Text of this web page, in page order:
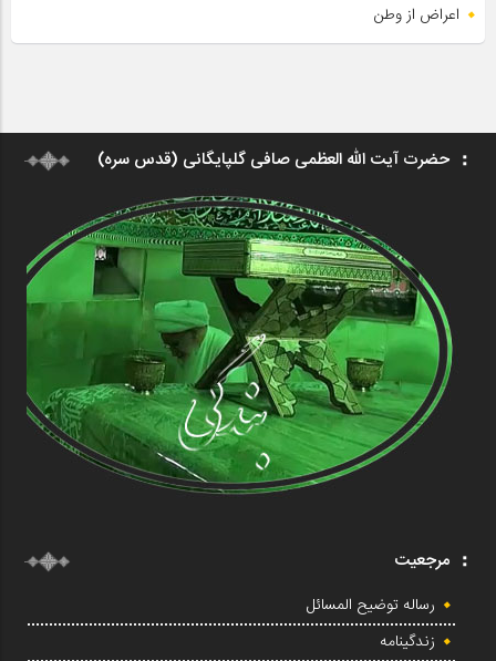
اعراض از وطن
حضرت آیت الله العظمی صافی گلپایگانی (قدس سره)
مرجعیت
رساله توضیح المسائل
زندگینامه